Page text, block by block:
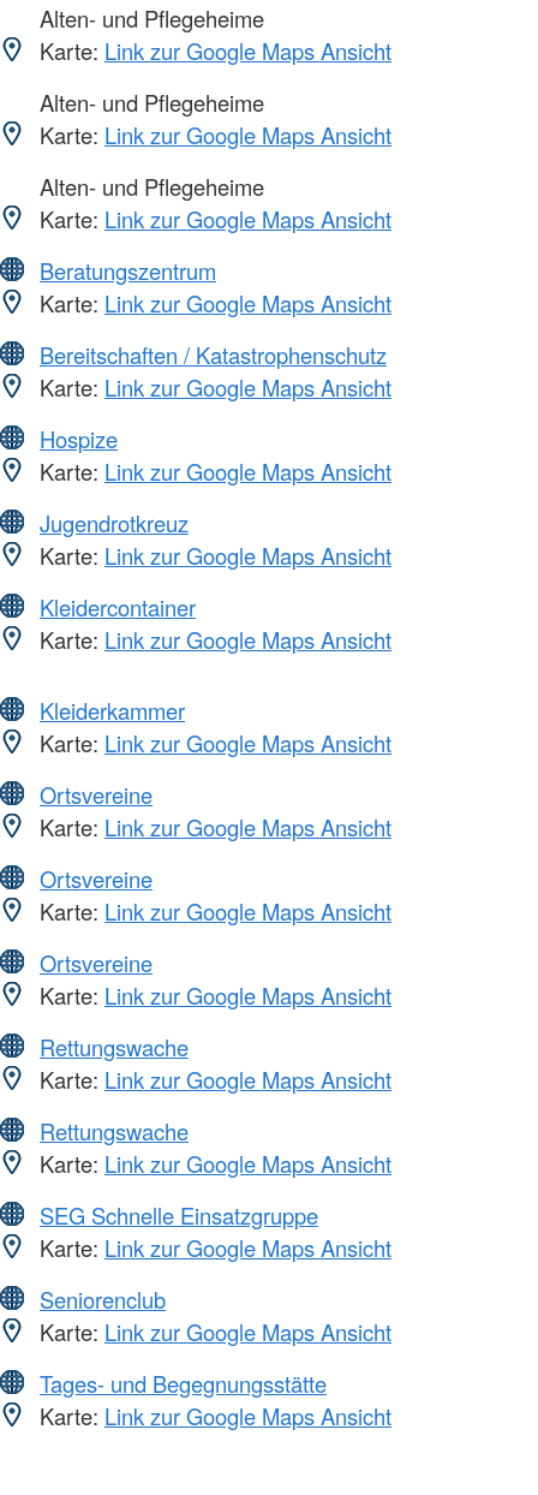
Alten- und Pflegeheime
Karte: Link zur Google Maps Ansicht
Alten- und Pflegeheime
Karte: Link zur Google Maps Ansicht
Alten- und Pflegeheime
Karte: Link zur Google Maps Ansicht
Beratungszentrum
Karte: Link zur Google Maps Ansicht
Bereitschaften / Katastrophenschutz
Karte: Link zur Google Maps Ansicht
Hospize
Karte: Link zur Google Maps Ansicht
Jugendrotkreuz
Karte: Link zur Google Maps Ansicht
Kleidercontainer
Karte: Link zur Google Maps Ansicht
Kleiderkammer
Karte: Link zur Google Maps Ansicht
Ortsvereine
Karte: Link zur Google Maps Ansicht
Ortsvereine
Karte: Link zur Google Maps Ansicht
Ortsvereine
Karte: Link zur Google Maps Ansicht
Rettungswache
Karte: Link zur Google Maps Ansicht
Rettungswache
Karte: Link zur Google Maps Ansicht
SEG Schnelle Einsatzgruppe
Karte: Link zur Google Maps Ansicht
Seniorenclub
Karte: Link zur Google Maps Ansicht
Tages- und Begegnungsstätte
Karte: Link zur Google Maps Ansicht